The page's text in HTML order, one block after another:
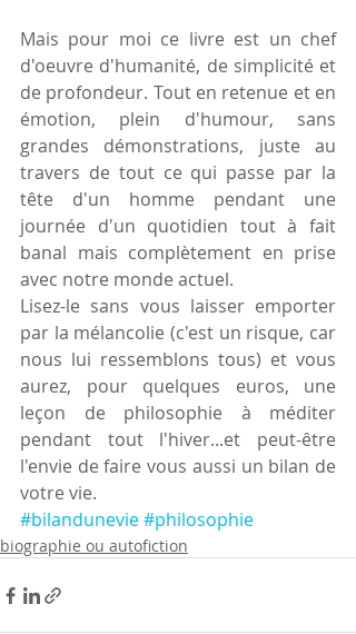
Mais pour moi ce livre est un chef
d'oeuvre d'humanité, de simplicité et
de profondeur. Tout en retenue et en
émotion, plein d'humour, sans
grandes démonstrations, juste au
travers de tout ce qui passe par la
tête d'un homme pendant une
journée d'un quotidien tout à fait
banal mais complètement en prise
avec notre monde actuel.
Lisez-le sans vous laisser emporter
par la mélancolie (c'est un risque, car
nous lui ressemblons tous) et vous
aurez, pour quelques euros, une
leçon de philosophie à méditer
pendant tout l'hiver...et peut-être
l'envie de faire vous aussi un bilan de
votre vie.
#bilandunevie#philosophie
biographie ou autofiction